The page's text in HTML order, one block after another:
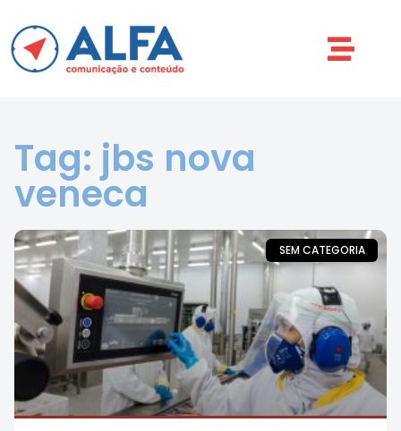
Tag: jbs nova
veneca
SEM CATEGORIA